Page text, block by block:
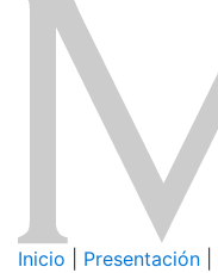
Inicio Presentación